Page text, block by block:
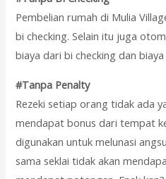
Pembelian rumah di Mulia
bi checking. Selain itu juga
biaya dari bi checking dan
#Tanpa Penalty
Rezeki setiap orang tidak ada
mendapat bonus dari tempat
digunakan untuk melunasi
sama seklai tidak akan